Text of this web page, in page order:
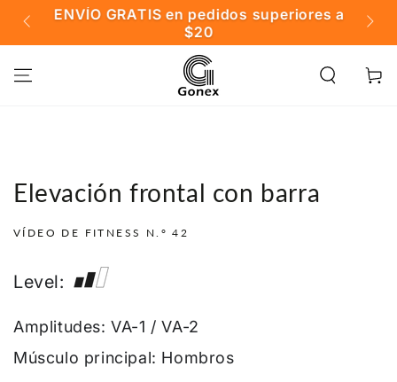
IR AL
CONTENIDO
ENVÍO GRATIS en pedidos superiores a
$20
Carrito
Elevación frontal con barra
VÍDEO DE FITNESS N.° 42
Level:
Amplitudes: VA-1 / VA-2
Músculo principal: Hombros